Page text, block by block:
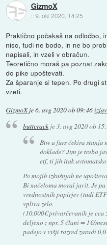
GizmoX
::9. okt 2020, 14:25
Praktično počakaš na odločbo,
niso, tudi ne bodo, in ne bo
napisali, in vzeli v obračun.
Teoretično moraš pa poznat
do pike upoštevati.
Za šparanje si tepen. Po drugi
vzeti.
GizmoXje6. avg 2020 ob 09:46
buttcrackje3. avg 2020 ob
Btw a furs čekira stanja
doklade? Jim je treba
etf, ti jih itak
Po mojih izkušnjah ne
Bi načeloma moral javit. Je
vrednostnih papirjev (tudi
vpliva zelo.
(10.000€ privarčevanih je cca
deljeno z npr. 5 člani = 1€/
padejo v višji razred zaradi